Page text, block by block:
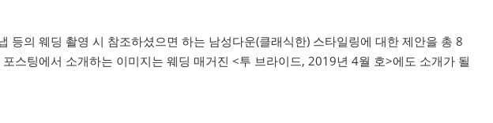
의 웨딩 촬영 시 참조하셨으면 하는 남성다운(클래식한) 스타일링에 대한 제안을 총 8
스팅에서 소개하는 이미지는 웨딩 매거진 <투 브라이드, 2019년 4월 호>에도 소개가 될